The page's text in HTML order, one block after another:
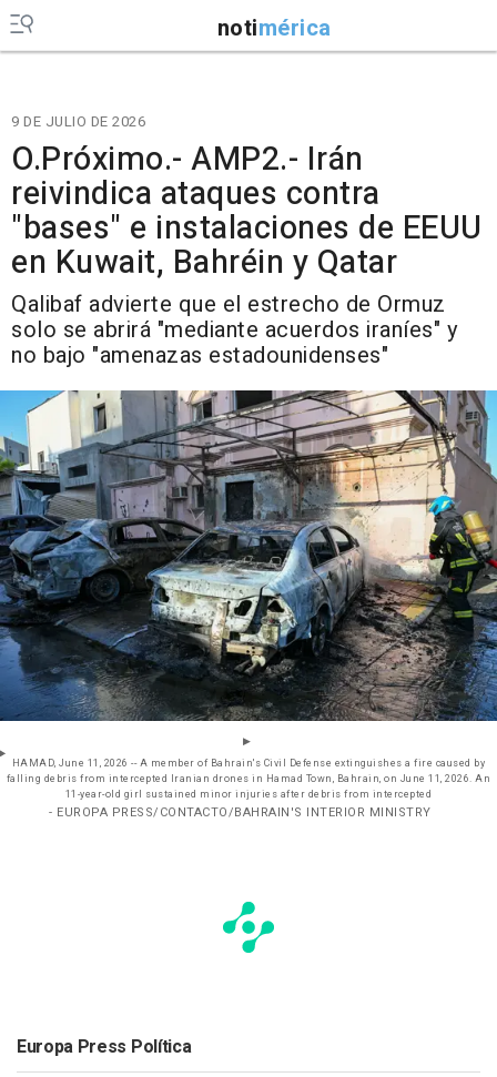
notimérica
9 DE JULIO DE 2026
O.Próximo.- AMP2.- Irán
reivindica ataques contra
"bases" e instalaciones de EEUU
en Kuwait, Bahréin y Qatar
Qalibaf advierte que el estrecho de Ormuz
solo se abrirá "mediante acuerdos iraníes" y
no bajo "amenazas estadounidenses"
HAMAD, June 11, 2026 -- A member of Bahrain's Civil Defense extinguishes a fire caused by
falling debris from intercepted Iranian drones in Hamad Town, Bahrain, on June 11, 2026. An
11-year-old girl sustained minor injuries after debris from intercepted
- EUROPA PRESS/CONTACTO/BAHRAIN'S INTERIOR MINISTRY
Europa Press Política